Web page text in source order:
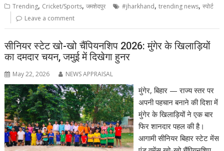
Trending, Cricket/Sports,जमशेदपुर #jharkhand,trending news,स्पोर्ट
Leave a comment
सीनियर स्टेट खो-खो चैंपियनशिप 2026: मुंगेर के खिलाड़ियों
का दमदार चयन, जमुई में दिखेगा हुनर
May 22, 2026 NEWS APPRAISAL
मुंगेर, बिहार — राज्य स्तर पर
अपनी पहचान बनाने की दिशा में
मुंगेर के खिलाड़ियों ने एक बार
फिर शानदार पहल की है।
आगामी सीनियर बिहार स्टेट मेंस